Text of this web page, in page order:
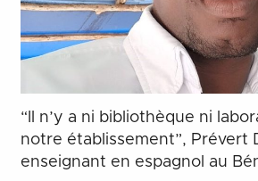
“Il n’y a ni bibliothèque ni
notre établissement”, Prévert
enseignant en espagnol au